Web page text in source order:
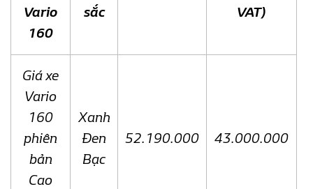
Vario
160
sắc
VAT)
Giá xe
Vario
160
phiên
bản
Cao
Xanh
Đen
Bạc
52.190.000 43.000.000